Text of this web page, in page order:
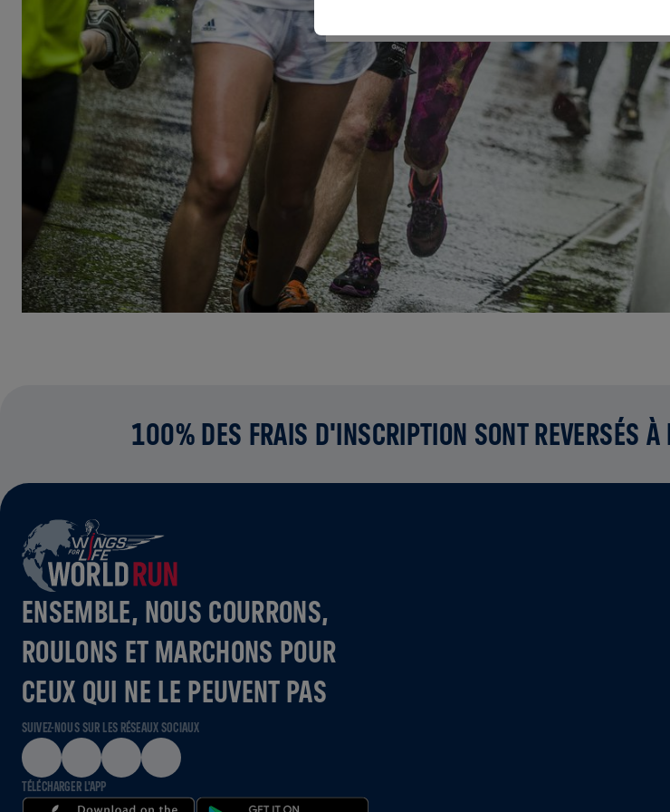
100% DES FRAIS D'INSCRIPTION SONT REVERSÉS À
ENSEMBLE, NOUS COURRONS,
ROULONS ET MARCHONS POUR
CEUX QUI NE LE PEUVENT PAS
SUIVEZ-NOUS SUR LES RÉSEAUX SOCIAUX
TÉLÉCHARGER L'APP